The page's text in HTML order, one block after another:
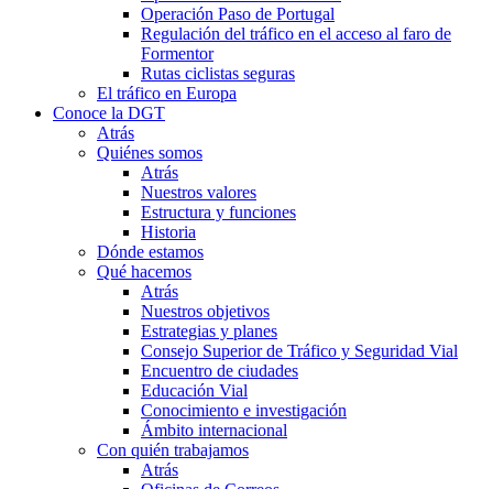
Operación Paso de Portugal
Regulación del tráfico en el acceso al faro de
Formentor
Rutas ciclistas seguras
El tráfico en Europa
Conoce la DGT
Atrás
Quiénes somos
Atrás
Nuestros valores
Estructura y funciones
Historia
Dónde estamos
Qué hacemos
Atrás
Nuestros objetivos
Estrategias y planes
Consejo Superior de Tráfico y Seguridad Vial
Encuentro de ciudades
Educación Vial
Conocimiento e investigación
Ámbito internacional
Con quién trabajamos
Atrás